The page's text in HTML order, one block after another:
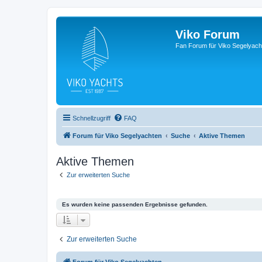
Viko Forum
Fan Forum für Viko
Schnellzugriff FAQ
Forum für Viko Segelyachten Suche Aktive Themen
Aktive Themen
Zur erweiterten Suche
Es wurden keine passenden Ergebnisse gefunden.
Zur erweiterten Suche